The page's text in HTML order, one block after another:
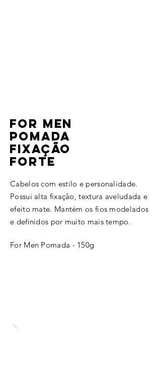
for men
pomada
Fixação
forte
Cabelos com estilo e personalidade.
Possui alta fixação, textura aveludada e
efeito mate. Mantém os fios modelados
e definidos por muito mais tempo.
For Men Pomada - 150g